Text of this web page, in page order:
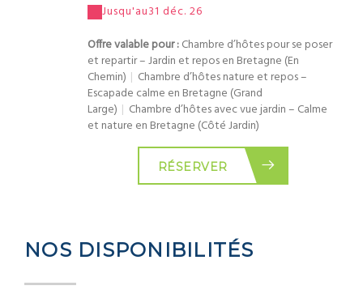
Jusqu'au31 déc. 26
Offre valable pour :Chambre d’hôtes pour se poser
et repartir – Jardin et repos en Bretagne (En
Chemin) | Chambre d’hôtes nature et repos –
Escapade calme en Bretagne (Grand
Large) | Chambre d’hôtes avec vue jardin – Calme
et nature en Bretagne (Côté Jardin)
RÉSERVER
NOS DISPONIBILITÉS